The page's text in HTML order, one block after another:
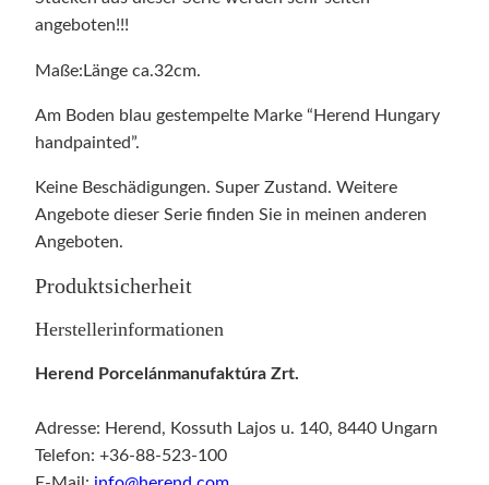
angeboten!!!
Maße:Länge ca.32cm.
Am Boden blau gestempelte Marke “Herend Hungary
handpainted”.
Keine Beschädigungen. Super Zustand. Weitere
Angebote dieser Serie finden Sie in meinen anderen
Angeboten.
Produktsicherheit
Herstellerinformationen
Herend Porcelánmanufaktúra Zrt.
Adresse: Herend, Kossuth Lajos u. 140, 8440 Ungarn
Telefon: +36-88-523-100